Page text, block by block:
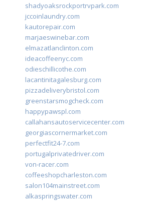
shadyoaksrockportrvpark.com
jccoinlaundry.com
kautorepair.com
marjaeswinebar.com
elmazatlanclinton.com
ideacoffeenyc.com
odieschillicothe.com
lacantinitagalesburg.com
pizzadeliverybristol.com
greenstarsmogcheck.com
happypawspl.com
callahansautoservicecenter.com
georgiascornermarket.com
perfectfit24-7.com
portugalprivatedriver.com
von-racer.com
coffeeshopcharleston.com
salon104mainstreet.com
alkaspringswater.com